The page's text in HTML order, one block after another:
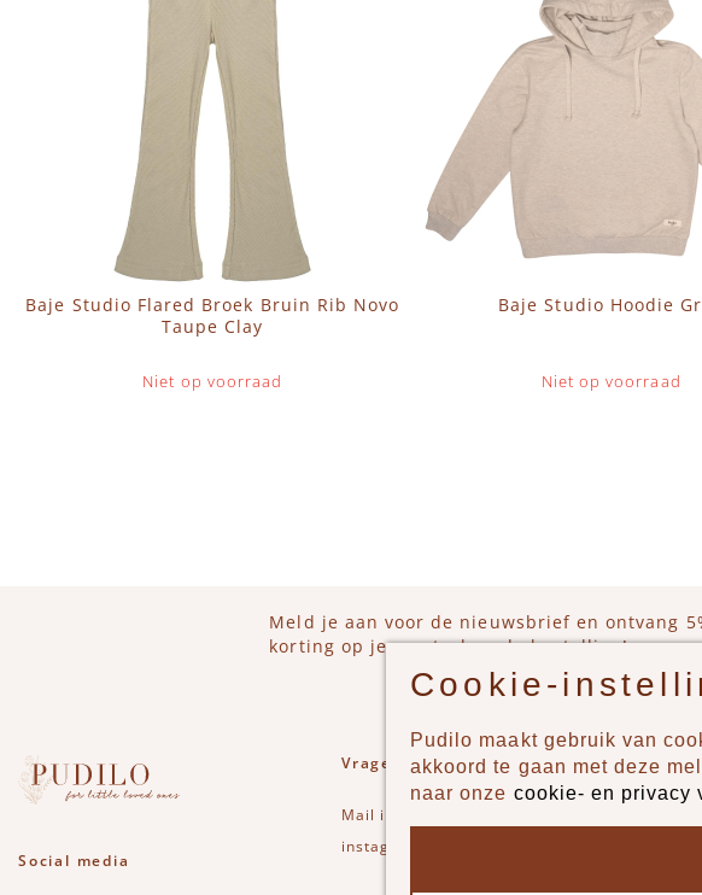
Baje Studio Flared Broek Bruin Rib Novo
Taupe Clay
Niet op voorraad
Baje Studio Hoodie
Niet op voorraad
Meld je aan voor de nieuwsbrief en ontvang
korting op je eerstvolgende bestelling!
Social media
Vragen of opmerkingen?
Mail info@pudilo.nl
instagram
Cookie-
Pudilo maakt gebruik van
akkoord te gaan met deze
naar onze cookie- en privacy